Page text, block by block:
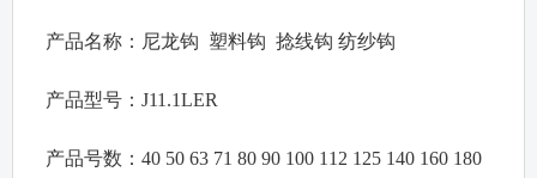
产品名称： 尼龙钩 塑料钩 捻线钩 纺纱钩
产品型号：J11.1LER
产品号数：40 50 63 71 80 90 100 112 125 140 160 180